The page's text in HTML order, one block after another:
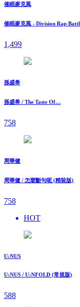
催眠麥克風
催眠麥克風 - Division Rap
1,499
孫盛希
孫盛希 / The Taste Of…
758
周華健
周華健 / 怎麼斷句呢 (精裝版)
758
HOT
U:NUS
U:NUS / U:NFOLD (常規版)
588